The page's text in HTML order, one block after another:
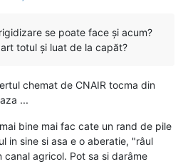
se poate face și acum?
totul și luat de la capăt?
chemat de CNAIR tocma din
...
bine mai fac cate un rand de pile
in sine si asa e o aberatie, "râul
agricol. Pot sa si darâme